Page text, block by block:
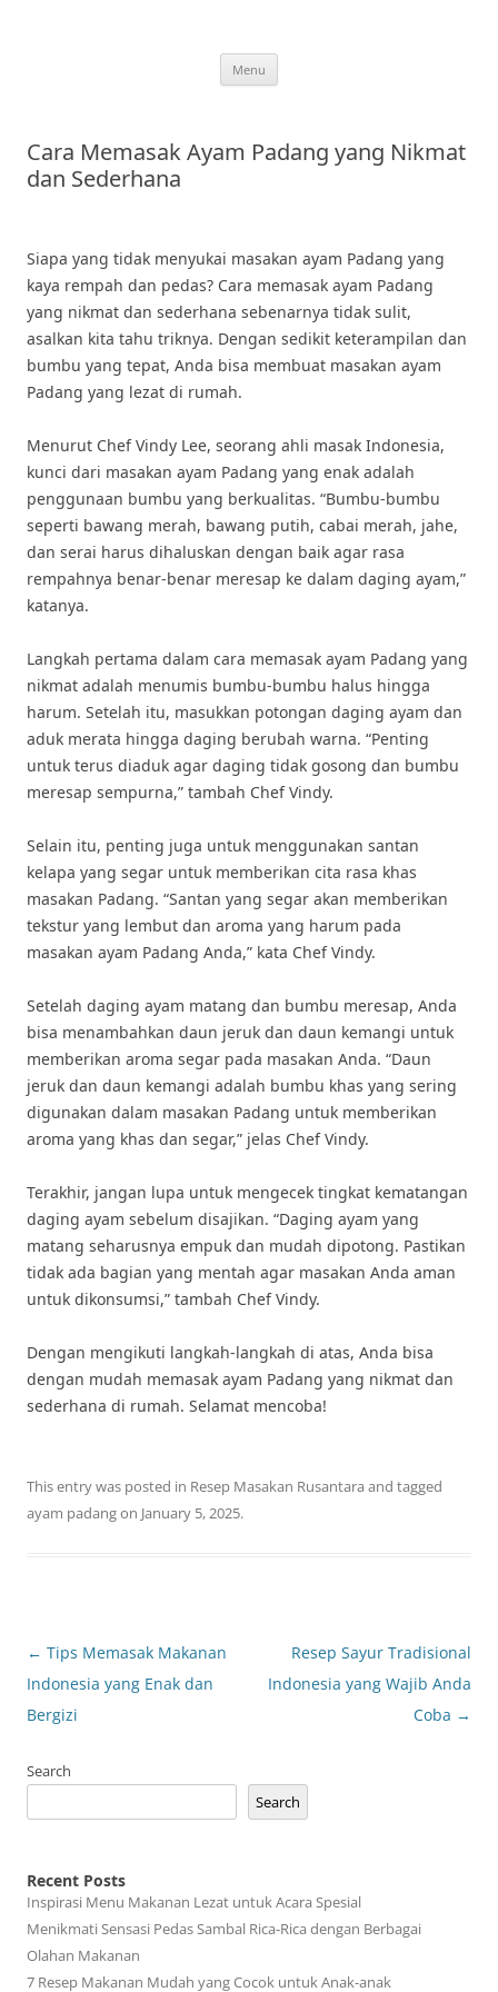
Menu
Cara Memasak Ayam Padang yang Nikmat
dan Sederhana
Siapa yang tidak menyukai masakan ayam Padang yang
kaya rempah dan pedas? Cara memasak ayam Padang
yang nikmat dan sederhana sebenarnya tidak sulit,
asalkan kita tahu triknya. Dengan sedikit keterampilan dan
bumbu yang tepat, Anda bisa membuat masakan ayam
Padang yang lezat di rumah.
Menurut Chef Vindy Lee, seorang ahli masak Indonesia,
kunci dari masakan ayam Padang yang enak adalah
penggunaan bumbu yang berkualitas. “Bumbu-bumbu
seperti bawang merah, bawang putih, cabai merah, jahe,
dan serai harus dihaluskan dengan baik agar rasa
rempahnya benar-benar meresap ke dalam daging ayam,”
katanya.
Langkah pertama dalam cara memasak ayam Padang yang
nikmat adalah menumis bumbu-bumbu halus hingga
harum. Setelah itu, masukkan potongan daging ayam dan
aduk merata hingga daging berubah warna. “Penting
untuk terus diaduk agar daging tidak gosong dan bumbu
meresap sempurna,” tambah Chef Vindy.
Selain itu, penting juga untuk menggunakan santan
kelapa yang segar untuk memberikan cita rasa khas
masakan Padang. “Santan yang segar akan memberikan
tekstur yang lembut dan aroma yang harum pada
masakan ayam Padang Anda,” kata Chef Vindy.
Setelah daging ayam matang dan bumbu meresap, Anda
bisa menambahkan daun jeruk dan daun kemangi untuk
memberikan aroma segar pada masakan Anda. “Daun
jeruk dan daun kemangi adalah bumbu khas yang sering
digunakan dalam masakan Padang untuk memberikan
aroma yang khas dan segar,” jelas Chef Vindy.
Terakhir, jangan lupa untuk mengecek tingkat kematangan
daging ayam sebelum disajikan. “Daging ayam yang
matang seharusnya empuk dan mudah dipotong. Pastikan
tidak ada bagian yang mentah agar masakan Anda aman
untuk dikonsumsi,” tambah Chef Vindy.
Dengan mengikuti langkah-langkah di atas, Anda bisa
dengan mudah memasak ayam Padang yang nikmat dan
sederhana di rumah. Selamat mencoba!
This entry was posted in Resep Masakan Rusantara and tagged
ayam padangon January 5, 2025.
Post
navigation
← Tips Memasak Makanan
Indonesia yang Enak dan
Bergizi
Resep Sayur Tradisional
Indonesia yang Wajib Anda
Coba →
Search
Search
Recent Posts
Inspirasi Menu Makanan Lezat untuk Acara Spesial
Menikmati Sensasi Pedas Sambal Rica-Rica dengan Berbagai
Olahan Makanan
7 Resep Makanan Mudah yang Cocok untuk Anak-anak